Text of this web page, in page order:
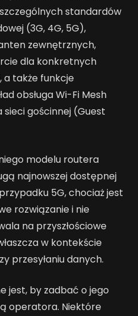
standardów
(3G, 4G, 5G),
zewnętrznych,
dla konkretnych
a także funkcje
obsługa Wi-Fi Mesh
gościnnej (Guest
modelu routera
najnowszej dostępnej
5G, chociaż jest
rozwiązanie i nie
na przyszłościowe
w kontekście
przesyłaniu danych.
jest, by zadbać o jego
operatora. Niektóre